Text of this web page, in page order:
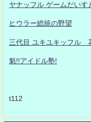
ヤナッフル ゲームだいす
ヒウラー総統の野望
三代目 ユキユキッフル
魁!!アイドル塾!
t112